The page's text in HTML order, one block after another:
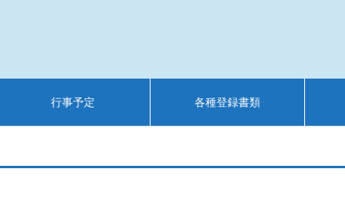
行事予定 各種登録書類